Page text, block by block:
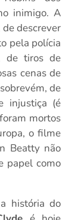
inimigo. A
descrever
pela polícia
de tiros de
cenas de
de
injustiça (é
mortos
o filme
Beatty não
papel como
história do